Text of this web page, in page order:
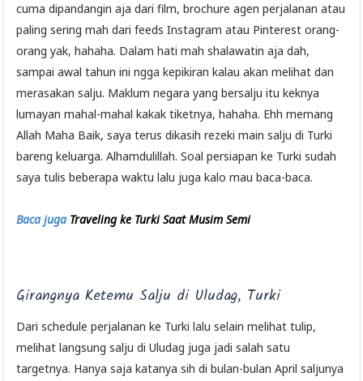
cuma dipandangin aja dari film, brochure agen perjalanan atau
paling sering mah dari feeds Instagram atau Pinterest orang-
orang yak, hahaha. Dalam hati mah shalawatin aja dah,
sampai awal tahun ini ngga kepikiran kalau akan melihat dan
merasakan salju. Maklum negara yang bersalju itu keknya
lumayan mahal-mahal kakak tiketnya, hahaha. Ehh memang
Allah Maha Baik, saya terus dikasih rezeki main salju di Turki
bareng keluarga. Alhamdulillah. Soal persiapan ke Turki sudah
saya tulis beberapa waktu lalu juga kalo mau baca-baca.
Baca juga Traveling ke Turki Saat Musim Semi
Girangnya Ketemu Salju di Uludag, Turki
Dari schedule perjalanan ke Turki lalu selain melihat tulip,
melihat langsung salju di Uludag juga jadi salah satu
targetnya. Hanya saja katanya sih di bulan-bulan April saljunya